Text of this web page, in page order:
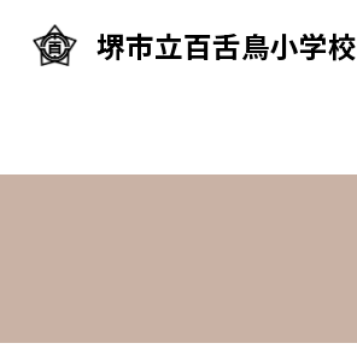
堺市立百舌鳥小学校